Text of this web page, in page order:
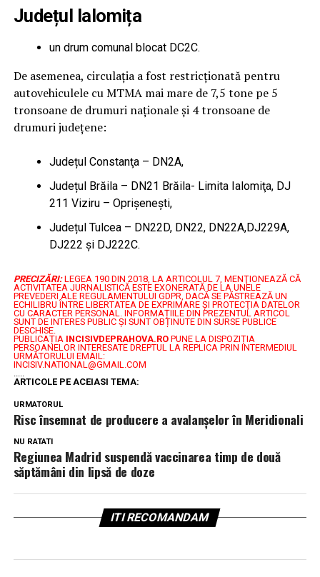
Județul Ialomița
un drum comunal blocat DC2C.
De asemenea, circulația a fost restricționată pentru
autovehiculele cu MTMA mai mare de 7,5 tone pe 5
tronsoane de drumuri naţionale şi 4 tronsoane de
drumuri judeţene:
Județul Constanţa – DN2A,
Județul Brăila – DN21 Brăila- Limita Ialomiţa, DJ
211 Viziru – Oprişeneşti,
Județul Tulcea – DN22D, DN22, DN22A,DJ229A,
DJ222 şi DJ222C.
PRECIZĂRI: LEGEA 190 DIN 2018, LA ARTICOLUL 7, MENŢIONEAZĂ CĂ
ACTIVITATEA JURNALISTICĂ ESTE EXONERATĂ DE LA UNELE
PREVEDERI ALE REGULAMENTULUI GDPR, DACĂ SE PĂSTREAZĂ UN
ECHILIBRU ÎNTRE LIBERTATEA DE EXPRIMARE ŞI PROTECŢIA DATELOR
CU CARACTER PERSONAL.
INFORMAȚIILE DIN PREZENTUL ARTICOL
SUNT DE INTERES PUBLIC ȘI SUNT OBȚINUTE DIN SURSE PUBLICE
DESCHISE.
PUBLICAȚIA INCISIVDEPRAHOVA.ROPUNE LA DISPOZIȚIA
PERSOANELOR INTERESATE DREPTUL LA REPLICA PRIN INTERMEDIUL
URMĂTORULUI EMAIL:
INCISIV.NATIONAL@GMAIL.COM
ARTICOLE PE ACEIASI TEMA:
URMATORUL
Risc însemnat de producere a avalanşelor în Meridionali
NU RATATI
Regiunea Madrid suspendă vaccinarea timp de două
săptămâni din lipsă de doze
ITI RECOMANDAM